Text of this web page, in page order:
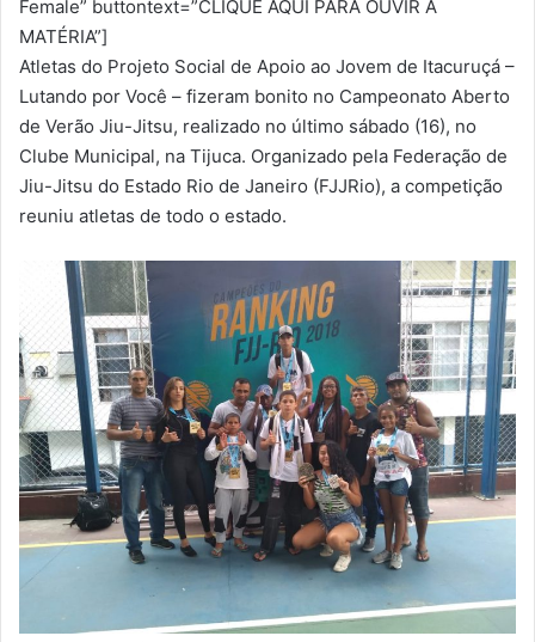
a
i
Female” buttontext=”CLIQUE AQUI PARA OUVIR A
MATÉRIA”]
Atletas do Projeto Social de Apoio ao Jovem de Itacuruçá –
Lutando por Você – fizeram bonito no Campeonato Aberto
de Verão Jiu-Jitsu, realizado no último sábado (16), no
Clube Municipal, na Tijuca. Organizado pela Federação de
Jiu-Jitsu do Estado Rio de Janeiro (FJJRio), a competição
reuniu atletas de todo o estado.